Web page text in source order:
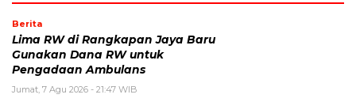
Berita
Lima RW di Rangkapan Jaya Baru
Gunakan Dana RW untuk
Pengadaan Ambulans
Jumat, 7 Agu 2026 - 21:47 WIB